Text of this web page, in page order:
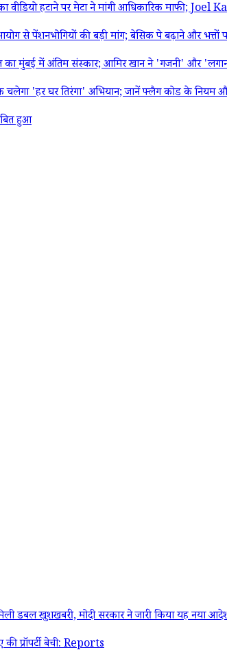
हटाने पर मेटा ने मांगी आधिकारिक माफी; Joel
की बड़ी मांग; बेसिक पे बढ़ाने और भत्तों पर
मुंबई में अंतिम संस्कार; आमिर खान ने 'गजनी' और
'हर घर तिरंगा' अभियान; जानें फ्लैग कोड के नियम और
हुआ
डबल खुशखबरी, मोदी सरकार ने जारी किया यह नया
प्रॉपर्टी बेची: Reports